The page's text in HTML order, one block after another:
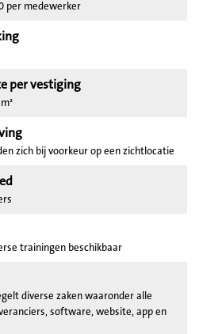
per medewerker
per vestiging
zich bij voorkeur op een zichtlocatie
trainingen beschikbaar
diverse zaken waaronder alle
software, website, app en